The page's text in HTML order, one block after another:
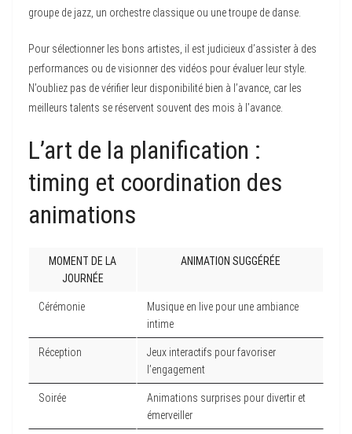
groupe de jazz, un orchestre classique ou une troupe de danse.
Pour sélectionner les bons artistes, il est judicieux d’assister à des
performances ou de visionner des vidéos pour évaluer leur style.
N’oubliez pas de vérifier leur disponibilité bien à l’avance, car les
meilleurs talents se réservent souvent des mois à l’avance.
L’art de la planification :
timing et coordination des
animations
MOMENT DE LA
JOURNÉE
ANIMATION SUGGÉRÉE
Cérémonie
Musique en live pour une ambiance
intime
Réception
Jeux interactifs pour favoriser
l’engagement
Soirée
Animations surprises pour divertir et
émerveiller